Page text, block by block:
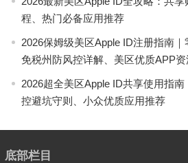
程、热门必备应用推荐
2026保姆级美区Apple ID注册指南｜
免税州防风控详解、美区优质APP
2026超全美区Apple ID共享使用指
控避坑守则、小众优质应用推荐
底部栏目